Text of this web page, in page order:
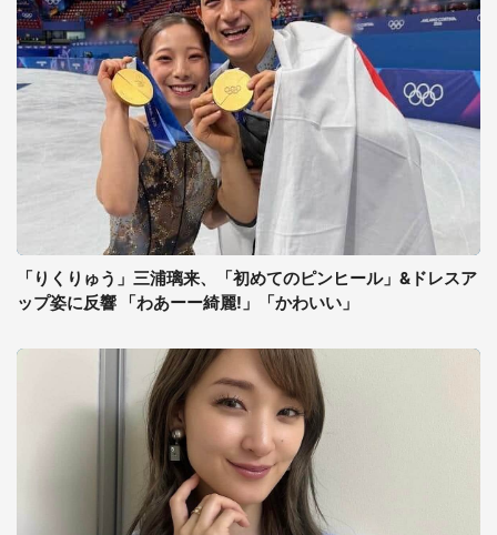
「りくりゅう」三浦璃来、「初めてのピンヒール」&ドレスア
ップ姿に反響 「わあーー綺麗!」「かわいい」